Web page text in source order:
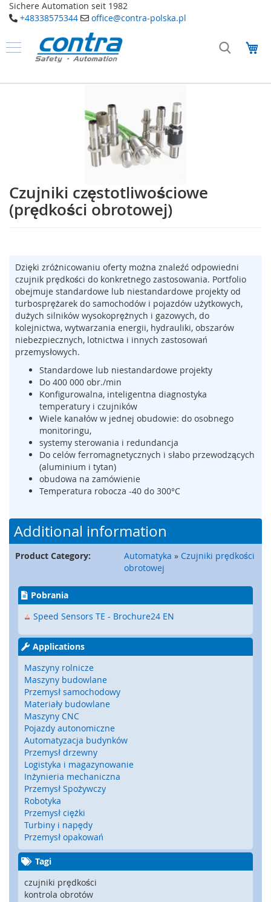
Sichere Automation seit 1982
+48338575344
office@contra-polska.pl
do
treściProdukty
B
s
t
w
e
m
e
n
t
y
n
a
w
m
a
t
z
d
e
z
a
i
)
C
z
u
j
n
i
k
i
,
r
y
g
e
,
z
a
Czujniki częstotliwościowe
(prędkości obrotowej)
Przejdź
na
początek
Dzięki zróżnicowaniu oferty można znaleźć odpowiedni
czujnik prędkości do konkretnego zastosowania. Portfolio
obejmuje standardowe lub niestandardowe projekty od
turbosprężarek do samochodów i pojazdów użytkowych,
dużych silników wysokoprężnych i gazowych, do
kolejnictwa, wytwarzania energii, hydrauliki, obszarów
niebezpiecznych, lotnictwa i innych zastosowań
przemysłowych.
Standardowe lub niestandardowe projekty
Do 400 000 obr./min
Konfigurowalna, inteligentna diagnostyka
temperatury i czujników
Wiele kanałów w jednej obudowie: do osobnego
monitoringu,
systemy sterowania i redundancja
Do celów ferromagnetycznych i słabo przewodzących
(aluminium i tytan)
obudowa na zamówienie
Temperatura robocza -40 do 300°C
Additional information
Product Category: Automatyka » Czujniki prędkości
obrotowej
Pobrania
Speed Sensors TE - Brochure24 EN
Applications
Maszyny rolnicze
Maszyny budowlane
Przemysł samochodowy
Materiały budowlane
Maszyny CNC
Pojazdy autonomiczne
Automatyzacja budynków
Przemysł drzewny
Logistyka i magazynowanie
Inżynieria mechaniczna
Przemysł Spożywczy
Robotyka
Przemysł ciężki
Turbiny i napędy
Przemysł opakowań
Tagi
czujniki prędkości
kontrola obrotów